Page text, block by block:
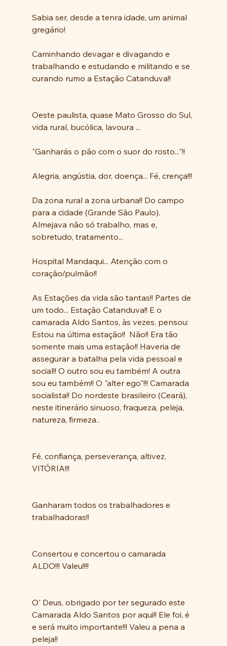
Sabia ser, desde a tenra idade, um animal
gregário!
Caminhando devagar e divagando e
trabalhando e estudando e militando e se
curando rumo a Estação Catanduva!!
Oeste paulista, quase Mato Grosso do Sul,
vida rural, bucólica, lavoura ...
"Ganharás o pão com o suor do rosto..."!!
Alegria, angústia, dor, doença... Fé, crença!!!
Da zona rural a zona urbana!! Do campo
para a cidade (Grande São Paulo).
Almejava não só trabalho, mas e,
sobretudo, tratamento...
Hospital Mandaqui... Atenção com o
coração/pulmão!!
As Estações da vida são tantas!! Partes de
um todo... Estação Catanduva!! E o
camarada Aldo Santos, às vezes, pensou:
Estou na última estação!!  Não!! Era tão
somente mais uma estação!! Haveria de
assegurar a batalha pela vida pessoal e
social!! O outro sou eu também! A outra
sou eu também!! O "alter ego"!!! Camarada
socialista!! Do nordeste brasileiro (Ceará),
neste itinerário sinuoso, fraqueza, peleja,
natureza, firmeza..
Fé, confiança, perseverança, altivez,
VITÓRIA!!!
Ganharam todos os trabalhadores e
trabalhadoras!!
Consertou e concertou o camarada
ALDO!!! Valeu!!!!
O' Deus, obrigado por ter segurado este
Camarada Aldo Santos por aqui!! Ele foi, é
e será muito importante!!! Valeu a pena a
peleja!!